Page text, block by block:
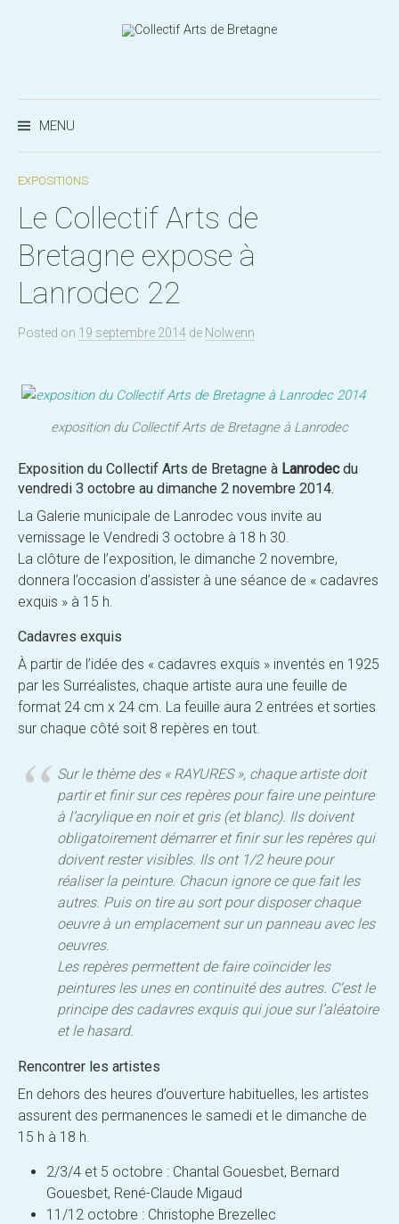
MENU
EXPOSITIONS
Le Collectif Arts de
Bretagne expose à
Lanrodec 22
Posted on 19 septembre 2014 de Nolwenn
exposition du Collectif Arts de Bretagne à Lanrodec
Exposition du Collectif Arts de Bretagne à Lanrodecdu
vendredi 3 octobre au dimanche 2 novembre 2014.
La Galerie municipale de Lanrodec vous invite au
vernissage le Vendredi 3 octobre à 18 h 30.
La clôture de l’exposition, le dimanche 2 novembre,
donnera l’occasion d’assister à une séance de « cadavres
exquis » à 15 h.
Cadavres exquis
À partir de l’idée des « cadavres exquis » inventés en 1925
par les Surréalistes, chaque artiste aura une feuille de
format 24 cm x 24 cm. La feuille aura 2 entrées et sorties
sur chaque côté soit 8 repères en tout.
Sur le thème des « RAYURES », chaque artiste doit
partir et finir sur ces repères pour faire une peinture
à l’acrylique en noir et gris (et blanc). Ils doivent
obligatoirement démarrer et finir sur les repères qui
doivent rester visibles. Ils ont 1/2 heure pour
réaliser la peinture. Chacun ignore ce que fait les
autres. Puis on tire au sort pour disposer chaque
oeuvre à un emplacement sur un panneau avec les
oeuvres.
Les repères permettent de faire coïncider les
peintures les unes en continuité des autres. C’est le
principe des cadavres exquis qui joue sur l’aléatoire
et le hasard.
Rencontrer les artistes
En dehors des heures d’ouverture habituelles, les artistes
assurent des permanences le samedi et le dimanche de
15 h à 18 h.
2/3/4 et 5 octobre : Chantal Gouesbet, Bernard
Gouesbet, René-Claude Migaud
11/12 octobre : Christophe Brezellec